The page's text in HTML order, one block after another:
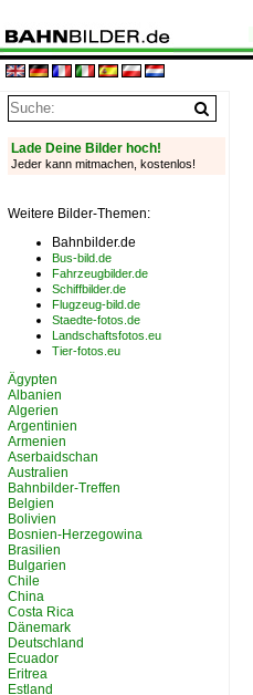
Lade Deine Bilder hoch!
Jeder kann mitmachen, kostenlos!
Weitere Bilder-Themen:
Bahnbilder.de
Bus-bild.de
Fahrzeugbilder.de
Schiffbilder.de
Flugzeug-bild.de
Staedte-fotos.de
Landschaftsfotos.eu
Tier-fotos.eu
Ägypten
Albanien
Algerien
Argentinien
Armenien
Aserbaidschan
Australien
Bahnbilder-Treffen
Belgien
Bolivien
Bosnien-Herzegowina
Brasilien
Bulgarien
Chile
China
Costa Rica
Dänemark
Deutschland
Ecuador
Eritrea
Estland